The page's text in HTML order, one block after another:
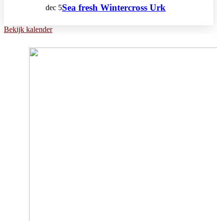
dec 5Sea fresh Wintercross Urk
Bekijk kalender